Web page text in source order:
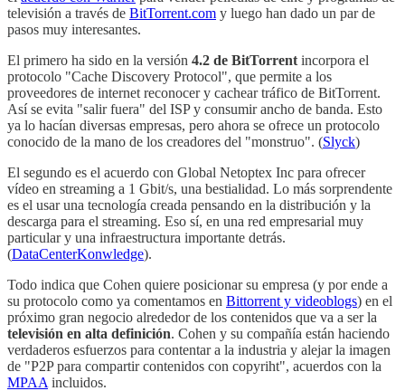
televisión a través de BitTorrent.com y luego han dado un par de
pasos muy interesantes.
El primero ha sido en la versión 4.2 de BitTorrent incorpora el
protocolo "Cache Discovery Protocol", que permite a los
proveedores de internet reconocer y cachear tráfico de BitTorrent.
Así se evita "salir fuera" del ISP y consumir ancho de banda. Esto
ya lo hacían diversas empresas, pero ahora se ofrece un protocolo
conocido de la mano de los creadores del "monstruo". (Slyck)
El segundo es el acuerdo con Global Netoptex Inc para ofrecer
vídeo en streaming a 1 Gbit/s, una bestialidad. Lo más sorprendente
es el usar una tecnología creada pensando en la distribución y la
descarga para el streaming. Eso sí, en una red empresarial muy
particular y una infraestructura importante detrás.
(DataCenterKonwledge).
Todo indica que Cohen quiere posicionar su empresa (y por ende a
su protocolo como ya comentamos en Bittorrent y videoblogs) en el
próximo gran negocio alrededor de los contenidos que va a ser la
televisión en alta definición. Cohen y su compañía están haciendo
verdaderos esfuerzos para contentar a la industria y alejar la imagen
de "P2P para compartir contenidos con copyriht", acuerdos con la
MPAA incluidos.